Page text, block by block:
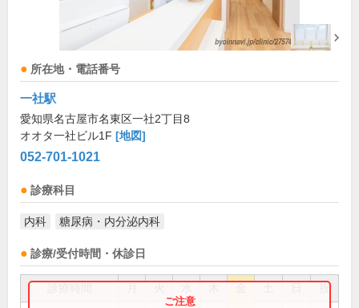
所在地・電話番号
一社駅
愛知県名古屋市名東区一社2丁目8
オオタ一社ビル1F [地図]
052-701-1021
診療科目
内科 糖尿病・内分泌内科
診療/受付時間・休診日
祝